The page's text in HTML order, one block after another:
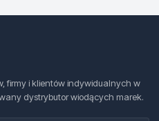
firmy i klientów indywidualnych w
dystrybutor wiodących marek.